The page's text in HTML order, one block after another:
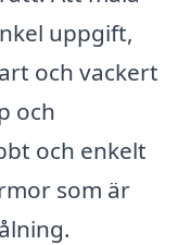
uppgift,
och vackert
och
och enkelt
som är